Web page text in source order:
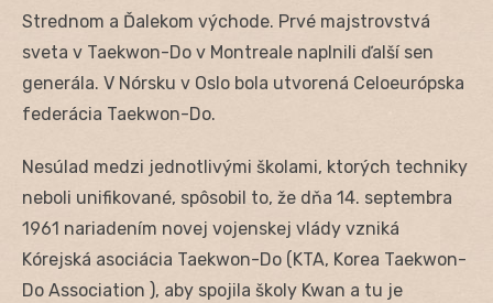
Strednom a Ďalekom východe. Prvé majstrovstvá
sveta v Taekwon-Do v Montreale naplnili ďalší sen
generála. V Nórsku v Oslo bola utvorená Celoeurópska
federácia Taekwon-Do.
Nesúlad medzi jednotlivými školami, ktorých techniky
neboli unifikované, spôsobil to, že dňa 14. septembra
1961 nariadením novej vojenskej vlády vzniká
Kórejská asociácia Taekwon-Do (KTA, Korea Taekwon-
Do Association ), aby spojila školy Kwan a tu je